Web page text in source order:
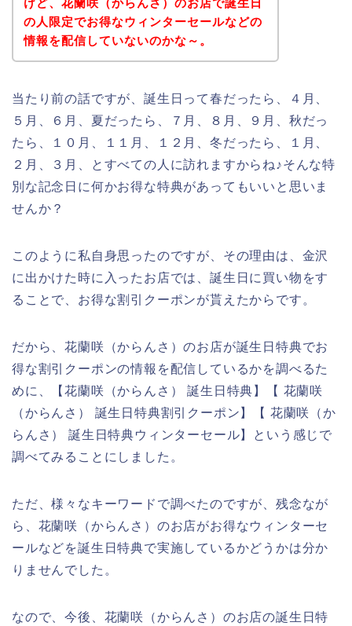
けど、花蘭咲（からんさ）のお店で誕生日
の人限定でお得なウィンターセールなどの
情報を配信していないのかな～。
当たり前の話ですが、誕生日って春だったら、４月、
５月、６月、夏だったら、７月、８月、９月、秋だっ
たら、１０月、１１月、１２月、冬だったら、１月、
２月、３月、とすべての人に訪れますからね♪そんな特
別な記念日に何かお得な特典があってもいいと思いま
せんか？
このように私自身思ったのですが、その理由は、金沢
に出かけた時に入ったお店では、誕生日に買い物をす
ることで、お得な割引クーポンが貰えたからです。
だから、花蘭咲（からんさ）のお店が誕生日特典でお
得な割引クーポンの情報を配信しているかを調べるた
めに、【花蘭咲（からんさ） 誕生日特典】【 花蘭咲
（からんさ） 誕生日特典割引クーポン】【 花蘭咲（か
らんさ） 誕生日特典ウィンターセール】という感じで
調べてみることにしました。
ただ、様々なキーワードで調べたのですが、残念なが
ら、花蘭咲（からんさ）のお店がお得なウィンターセ
ールなどを誕生日特典で実施しているかどうかは分か
りませんでした。
なので、今後、花蘭咲（からんさ）のお店の誕生日特